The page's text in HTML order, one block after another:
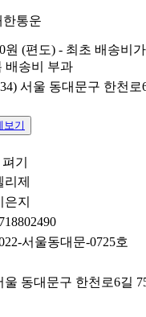
한통운
원 (편도) - 최초 배송비
배송비 부과
서울 동대문구 한천로
보기
리제
은지
서울동대문-0725호
울 동대문구 한천로6길